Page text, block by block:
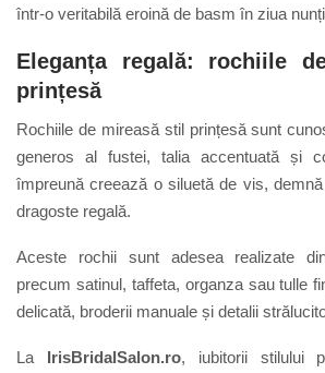
într-o veritabilă eroină de basm în ziua
Eleganța regală: rochiile
prințesă
Rochiile de mireasă stil prințesă sunt
generos al fustei, talia accentuată și
împreună creează o siluetă de vis,
dragoste regală.
Aceste rochii sunt adesea realizate
precum satinul, taffeta, organza sau tulle
delicată, broderii manuale și detalii
La IrisBridalSalon.ro, iubitorii stilului